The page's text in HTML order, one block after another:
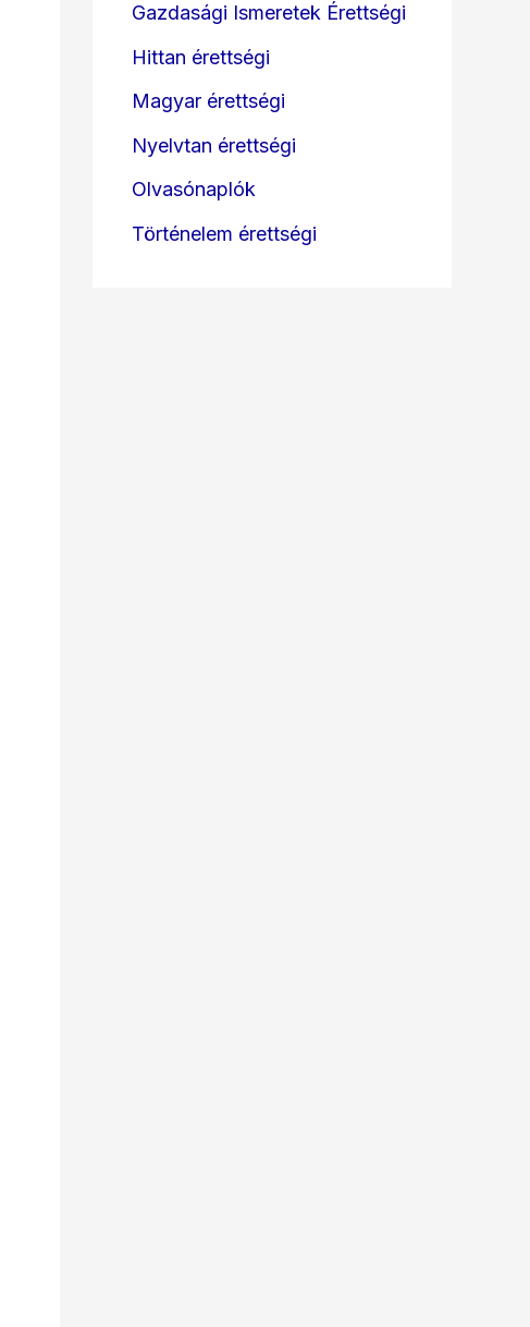
Gazdasági Ismeretek Érettségi
Hittan érettségi
Magyar érettségi
Nyelvtan érettségi
Olvasónaplók
Történelem érettségi